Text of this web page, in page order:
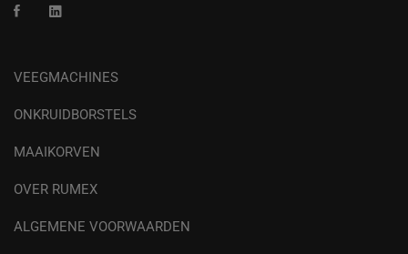
VEEGMACHINES
ONKRUIDBORSTELS
MAAIKORVEN
OVER RUMEX
ALGEMENE VOORWAARDEN